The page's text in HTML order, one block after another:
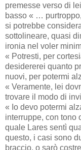
premesse verso di
basso « …
si potrebbe
sottolineare, quasi
ironia nel voler
« Potresti, per
desidererei quanto
nuovi, per potermi
« Veramente, lei
trovare il modo di
« Io devo potermi
interruppe, con tono
quale Lares sentì
questo, i casi sono
braccio, o sarò